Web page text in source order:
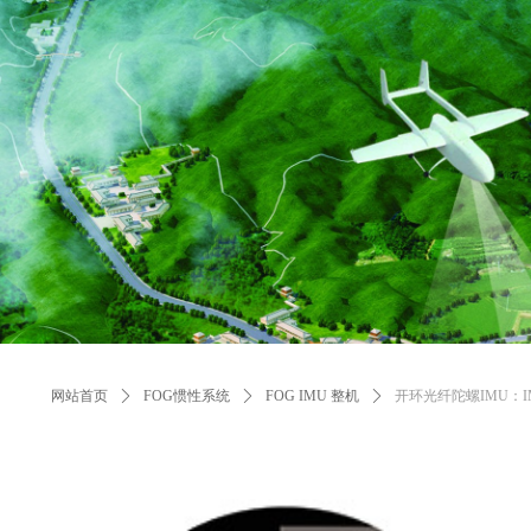
网站首页 ꄲ FOG惯性系统 ꄲ FOG IMU 整机 ꄲ 开环光纤陀螺IMU：
控件[tem_25_34]渲染出错,Source:未将对象引用设置到对象的实例。
控件[tem_25_34]渲染出错,Source:未将对象引用设置到对象的实例。